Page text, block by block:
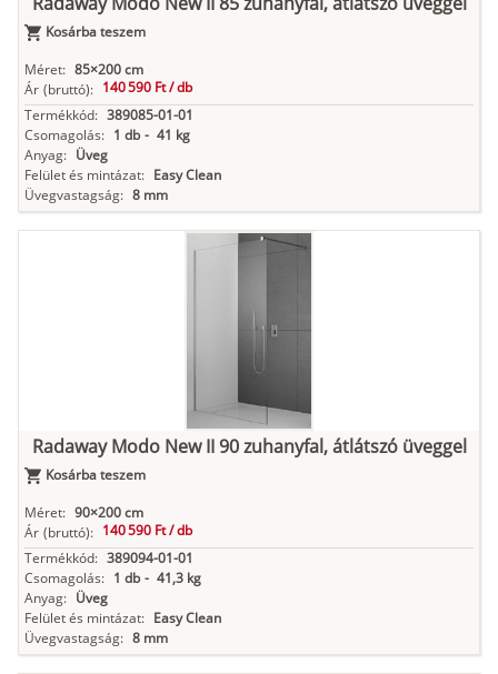
Kosárba teszem
Méret: 85×200 cm
Ár (bruttó): 140 590 Ft /db
Termékkód: 389085-01-01
Csomagolás: 1 db - 41 kg
Anyag: Üveg
Felület és mintázat: Easy Clean
Üvegvastagság: 8 mm
Radaway Modo New II 90 zuhanyfal, átlátszó üveggel
Kosárba teszem
Méret: 90×200 cm
Ár (bruttó): 140 590 Ft /db
Termékkód: 389094-01-01
Csomagolás: 1 db - 41,3 kg
Anyag: Üveg
Felület és mintázat: Easy Clean
Üvegvastagság: 8 mm